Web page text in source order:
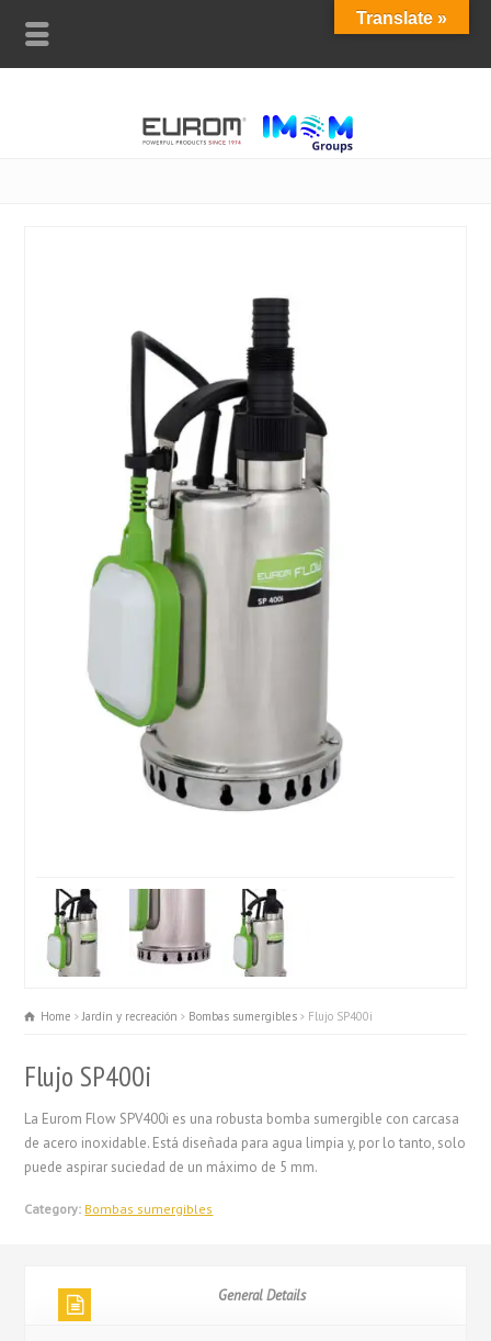
Home Jardín y recreación Bombas sumergibles Flujo SP400i
Flujo SP400i
La Eurom Flow SPV400i es una robusta bomba sumergible con carcasa
de acero inoxidable. Está diseñada para agua limpia y, por lo tanto, solo
puede aspirar suciedad de un máximo de 5 mm.
Category: Bombas sumergibles
General Details
Translate »